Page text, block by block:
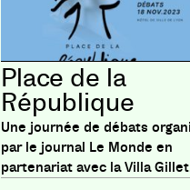
Place de la
République
Une journée de débats
par le journal Le Monde en
partenariat avec la Villa